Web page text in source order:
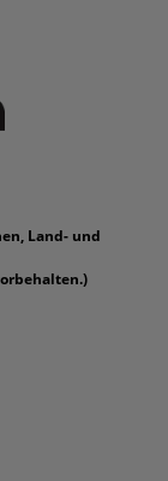
Land- und